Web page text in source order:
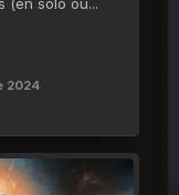
2024